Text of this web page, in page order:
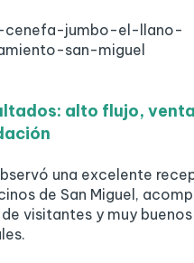
alto flujo,
una excelente
de San Miguel,
visitantes y muy